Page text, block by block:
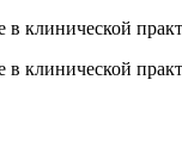
в клинической
в клинической